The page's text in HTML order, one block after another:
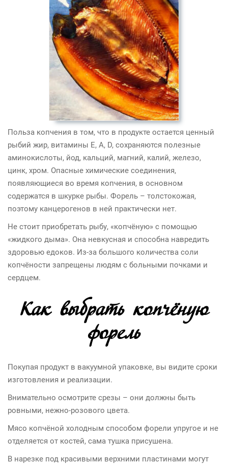
Польза копчения в том, что в продукте остается ценный
рыбий жир, витамины Е, А, D, сохраняются полезные
аминокислоты, йод, кальций, магний, калий, железо,
цинк, хром. Опасные химические соединения,
появляющиеся во время копчения, в основном
содержатся в шкурке рыбы. Форель – толстокожая,
поэтому канцерогенов в ней практически нет.
Не стоит приобретать рыбу, «копчёную» с помощью
«жидкого дыма». Она невкусная и способна навредить
здоровью едоков. Из-за большого количества соли
копчёности запрещены людям с больными почками и
сердцем.
Как выбрать копчёную
форель
Покупая продукт в вакуумной упаковке, вы видите сроки
изготовления и реализации.
Внимательно осмотрите срезы – они должны быть
ровными, нежно-розового цвета.
Мясо копчёной холодным способом форели упругое и не
отделяется от костей, сама тушка присушена.
В нарезке под красивыми верхними пластинами могут